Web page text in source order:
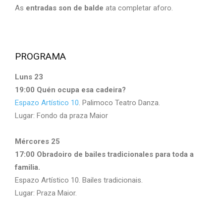
As entradas son de balde ata completar aforo.
PROGRAMA
Luns 23
19:00 Quén ocupa esa cadeira?
Espazo Artístico 10. Palimoco Teatro Danza.
Lugar: Fondo da praza Maior
Mércores 25
17:00 Obradoiro de bailes tradicionales para toda a
familia.
Espazo Artístico 10. Bailes tradicionais.
Lugar: Praza Maior.